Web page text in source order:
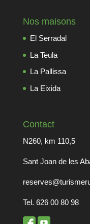
Nos maisons
El Serradal
La Teula
La Pallissa
La Eixida
Contact
N260, km 110,5
Sant Joan de les
Tel. 626 00 80 98